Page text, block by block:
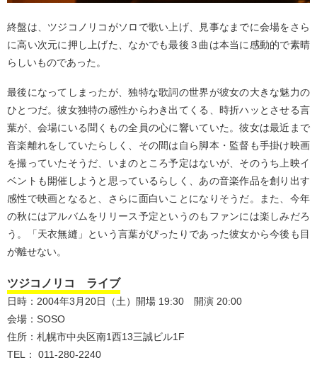
終盤は、ツジコノリコがソロで歌い上げ、見事なまでに会場をさら
に高い次元に押し上げた、なかでも最後３曲は本当に感動的で素晴
らしいものであった。
最後になってしまったが、独特な歌詞の世界が彼女の大きな魅力の
ひとつだ。彼女独特の感性からわき出てくる、時折ハッとさせる言
葉が、会場にいる聞くもの全員の心に響いていた。彼女は最近まで
音楽離れをしていたらしく、その間は自ら脚本・監督も手掛け映画
を撮っていたそうだ、いまのところ予定はないが、そのうち上映イ
ベントも開催しようと思っているらしく、あの音楽作品を創り出す
感性で映画となると、さらに面白いことになりそうだ。また、今年
の秋にはアルバムをリリース予定というのもファンには楽しみだろ
う。「天衣無縫」という言葉がぴったりであった彼女から今後も目
が離せない。
ツジコノリコ ライブ
日時：2004年3月20日（土）開場 19:30 開演 20:00
会場：SOSO
住所：札幌市中央区南1西13三誠ビル1F
TEL： 011-280-2240